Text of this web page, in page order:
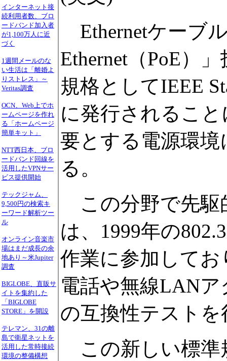
インターネット接
続利用者数、ブロ
ードバンド加入者
が1,100万人に近
づく
1週間メールのな
い生活は「離婚よ
りストレス」～
Veritas調査
OCN、Web上でホ
ームページを作れ
る「ホームページ
簡単キット」
NTT西日本、ブロ
ードバンド回線を
活用したVPNサー
ビス提供開始
テックジャム、
9,500円の検索キ
ーワード解析ツー
ル
オンライン音楽市
場はまだ成長の余
地あり～米Jupiter
調査
BIGLOBE、直販サ
イトを集約した
「BIGLOBE
STORE」を開設
テレマン、31の離
島で衛星ネットを
活用した常時接続
環境の整備構想
Ethernetケーブ
Ethernet（PoE）
規格としてIEEE
に発行されるこ
要とする電源環
る。
この分野で先駆
は、1999年の
作業に参加してお
電話や無線LAN
の互換性テスト
この新しい標準